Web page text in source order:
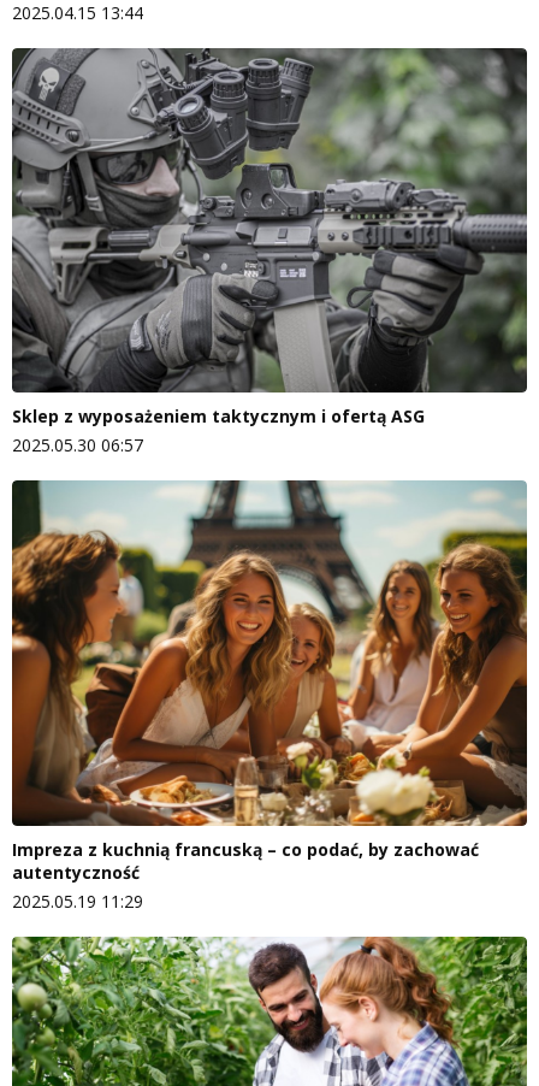
2025.04.15 13:44
Sklep z wyposażeniem taktycznym i ofertą ASG
2025.05.30 06:57
Impreza z kuchnią francuską – co podać, by zachować
autentyczność
2025.05.19 11:29